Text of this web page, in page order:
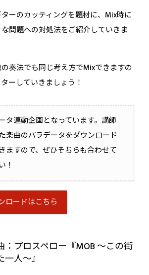
ーのカッティングを題材に、Mix時に
問題への対処法をご紹介していきま
奏法でも同じ考え方でMixできますの
ーしていきましょう！
タ連動企画となっています。講師
楽曲のパラデータをダウンロード
ますので、ぜひそちらも合わせて
！
ロードはこちら
：プロスペロー『MOB 〜この街
人〜』